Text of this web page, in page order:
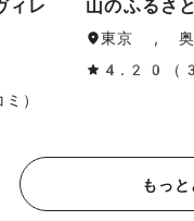
ィレ
）
山のふるさ
東京 , 奥
4.20（
もっ